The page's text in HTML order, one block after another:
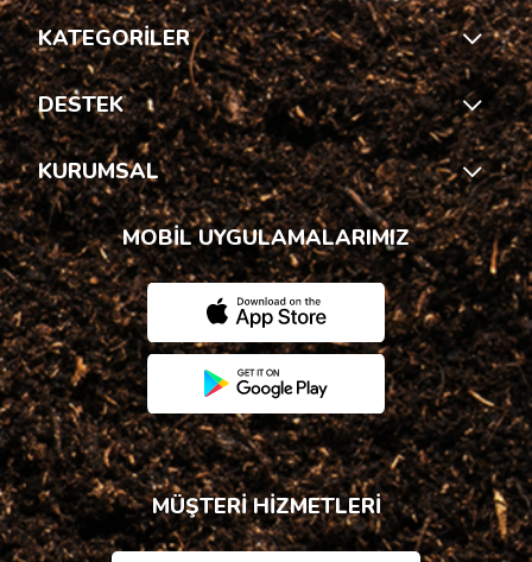
KATEGORİLER
DESTEK
KURUMSAL
MOBİL UYGULAMALARIMIZ
MÜŞTERİ HİZMETLERİ